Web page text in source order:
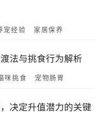
宠经验 家居保养
法与挑食行为解析
咪挑食 宠物肠胃
决定升值潜力的关键